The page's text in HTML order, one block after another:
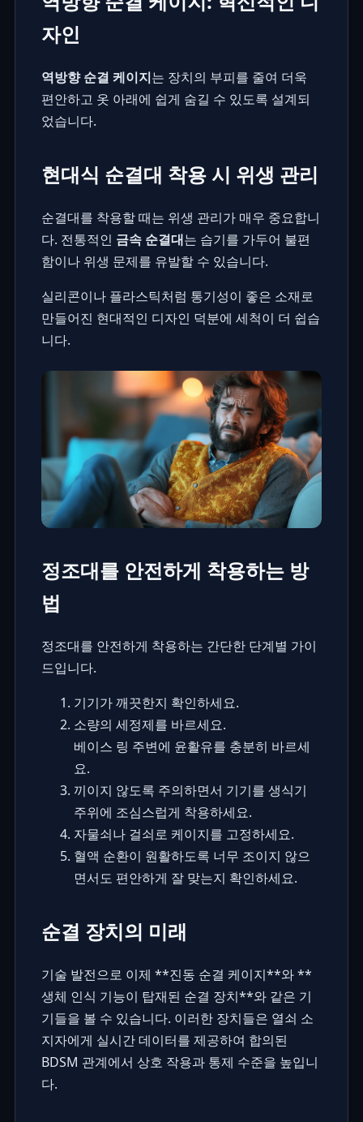
자인
역방향 순결 케이지는 장치의 부피를 줄여 더욱
편안하고 옷 아래에 쉽게 숨길 수 있도록 설계되
었습니다.
현대식 순결대 착용 시 위생 관리
순결대를 착용할 때는 위생 관리가 매우 중요합니
다. 전통적인 금속 순결대는 습기를 가두어 불편
함이나 위생 문제를 유발할 수 있습니다.
실리콘이나 플라스틱처럼 통기성이 좋은 소재로
만들어진 현대적인 디자인 덕분에 세척이 더 쉽습
니다.
정조대를 안전하게 착용하는 방
법
정조대를 안전하게 착용하는 간단한 단계별 가이
드입니다.
기기가 깨끗한지 확인하세요.
소량의 세정제를 바르세요.
베이스 링 주변에 윤활유를 충분히 바르세
요.
끼이지 않도록 주의하면서 기기를 생식기
주위에 조심스럽게 착용하세요.
자물쇠나 걸쇠로 케이지를 고정하세요.
혈액 순환이 원활하도록 너무 조이지 않으
면서도 편안하게 잘 맞는지 확인하세요.
순결 장치의 미래
기술 발전으로 이제 **진동 순결 케이지**와 **
생체 인식 기능이 탑재된 순결 장치**와 같은 기
기들을 볼 수 있습니다. 이러한 장치들은 열쇠 소
지자에게 실시간 데이터를 제공하여 합의된
BDSM 관계에서 상호 작용과 통제 수준을 높입니
다.